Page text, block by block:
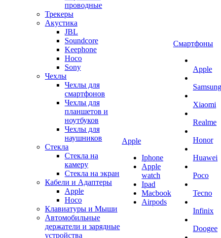
проводные
Трекеры
Акустика
JBL
Soundcore
Keephone
Hoco
Sony
Чехлы
Чехлы для
смартфонов
Чехлы для
планшетов и
ноутбуков
Чехлы для
наушников
Стекла
Стекла на
камеру
Стекла на экран
Кабели и Адаптеры
Apple
Hoco
Клавиатуры и Мыши
Автомобильные
держатели и зарядные
устройства
Apple
Iphone
Apple
watch
Ipad
Macbook
Airpods
Смартфоны
Apple
Samsung
Xiaomi
Realme
Honor
Huawei
Poco
Tecno
Infinix
Doogee